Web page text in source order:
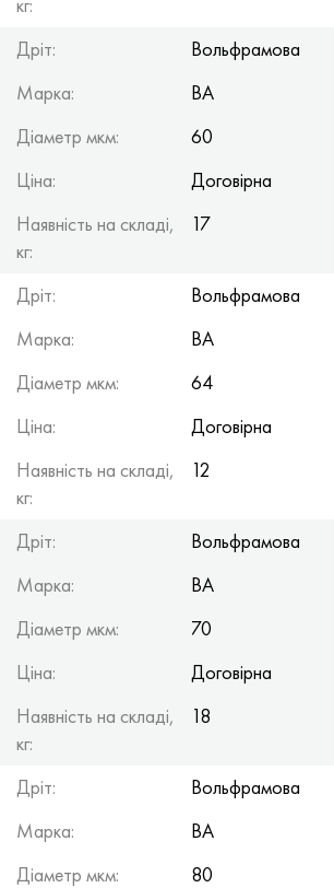
Дріт:
Вольфрамова
Марка:
ВА
Діаметр мкм:
60
Ціна:
Договірна
Наявність на складі,
кг:
17
Дріт:
Вольфрамова
Марка:
ВА
Діаметр мкм:
64
Ціна:
Договірна
Наявність на складі,
кг:
12
Дріт:
Вольфрамова
Марка:
ВА
Діаметр мкм:
70
Ціна:
Договірна
Наявність на складі,
кг:
18
Дріт:
Вольфрамова
Марка:
ВА
Діаметр мкм:
80